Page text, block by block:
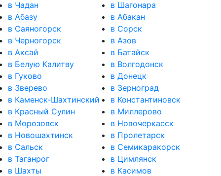
в Чадан
в Шагонара
в Абазу
в Абакан
в Саяногорск
в Сорск
в Черногорск
в Азов
в Аксай
в Батайск
в Белую Калитву
в Волгодонск
в Гуково
в Донецк
в Зверево
в Зерноград
в Каменск-Шахтинский
в Константиновск
в Красный Сулин
в Миллерово
в Морозовск
в Новочеркасск
в Новошахтинск
в Пролетарск
в Сальск
в Семикаракорск
в Таганрог
в Цимлянск
в Шахты
в Касимов